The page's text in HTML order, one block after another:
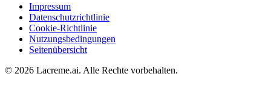
Impressum
Datenschutzrichtlinie
Cookie-Richtlinie
Nutzungsbedingungen
Seitenübersicht
© 2026 Lacreme.ai. Alle Rechte vorbehalten.